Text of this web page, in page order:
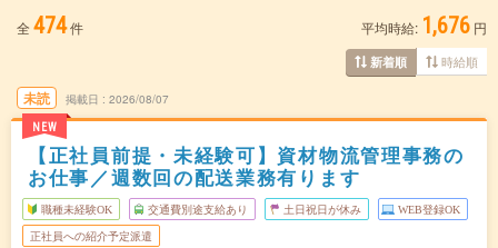
全 474件 平均時給: 1,676 円
新着順 時給順
未読
NEW
掲載日 2026/08/07
【正社員前提・未経験可】資材物流管理事務の
お仕事／週数回の配送業務有ります
職種未経験OK 交通費別途支給あり 土日祝日が休み WEB登録OK
正社員への紹介予定派遣